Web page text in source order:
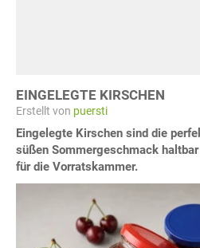
EINGELEGTE KIRSCHEN
Erstellt von puersti
Eingelegte Kirschen sind die
süßen Sommergeschmack
für die Vorratskammer.